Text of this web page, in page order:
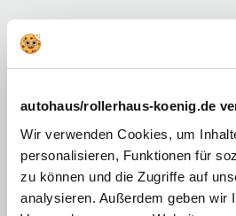
autohaus/rollerhaus-koenig.de
Wir verwenden Cookies, um
personalisieren, Funktionen für
zu können und die Zugriffe auf
analysieren. Außerdem geben wir